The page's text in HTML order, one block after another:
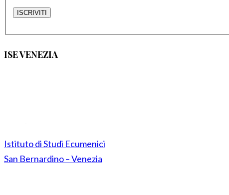
ISE VENEZIA
Istituto di Studi Ecumenici
San Bernardino – Venezia